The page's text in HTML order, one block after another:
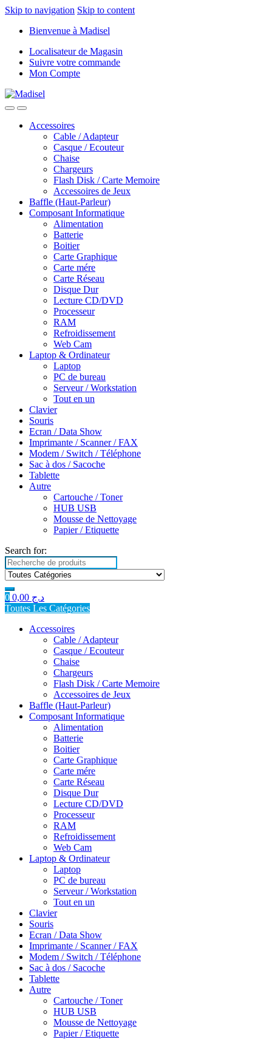
Skip to navigation Skip to content
Bienvenue à Madisel
Localisateur de Magasin
Suivre votre commande
Mon Compte
Accessoires
Cable / Adapteur
Casque / Ecouteur
Chaise
Chargeurs
Flash Disk / Carte Memoire
Accessoires de Jeux
Baffle (Haut-Parleur)
Composant Informatique
Alimentation
Batterie
Boitier
Carte Graphique
Carte mére
Carte Réseau
Disque Dur
Lecture CD/DVD
Processeur
RAM
Refroidissement
Web Cam
Laptop & Ordinateur
Laptop
PC de bureau
Serveur / Workstation
Tout en un
Clavier
Souris
Ecran / Data Show
Imprimante / Scanner / FAX
Modem / Switch / Téléphone
Sac à dos / Sacoche
Tablette
Autre
Cartouche / Toner
HUB USB
Mousse de Nettoyage
Papier / Etiquette
Search for:
0 د.ج
Toutes Les Catégories
Accessoires
Cable / Adapteur
Casque / Ecouteur
Chaise
Chargeurs
Flash Disk / Carte Memoire
Accessoires de Jeux
Baffle (Haut-Parleur)
Composant Informatique
Alimentation
Batterie
Boitier
Carte Graphique
Carte mére
Carte Réseau
Disque Dur
Lecture CD/DVD
Processeur
RAM
Refroidissement
Web Cam
Laptop & Ordinateur
Laptop
PC de bureau
Serveur / Workstation
Tout en un
Clavier
Souris
Ecran / Data Show
Imprimante / Scanner / FAX
Modem / Switch / Téléphone
Sac à dos / Sacoche
Tablette
Autre
Cartouche / Toner
HUB USB
Mousse de Nettoyage
Papier / Etiquette